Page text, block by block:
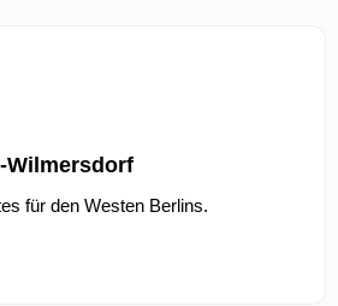
Wilmersdorf
für den Westen Berlins.